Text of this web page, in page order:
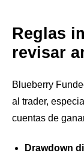
Reglas
revisar
Blueberry
al trader,
cuentas de
Drawdown